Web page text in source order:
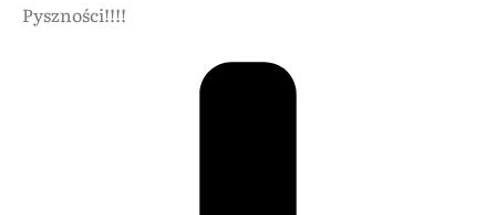
Pyszności!!!!